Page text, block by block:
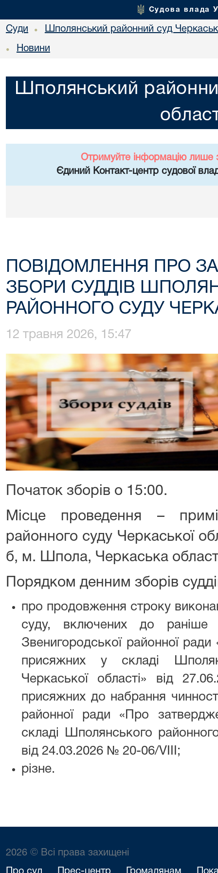
Судова влада
Суди • Шполянський районний суд
• Новини
Шполянський
Отримуйте інформацію лише
Єдиний Контакт-центр судової
ПОВІДОМЛЕННЯ ПРО
ЗБОРИ СУДДІВ
РАЙОННОГО СУДУ
12 травня 2026, 15:47
Початок зборів о 15:00.
Місце проведення –
районного суду Черкаської
б, м. Шпола, Черкаська
Порядком денним зборів
про продовження строку
суду, включених до раніше
Звенигородської районної
присяжних у складі
Черкаської області» від
присяжних до набрання
районної ради «Про
складі Шполянського
від 24.03.2026 № 20-06/VIII;
різне.
2026 © Всі права захищені